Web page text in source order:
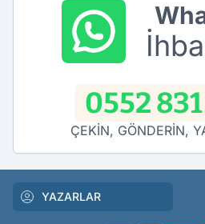
0552
ÇEKİN, GÖNDERİN,
YAZARLAR